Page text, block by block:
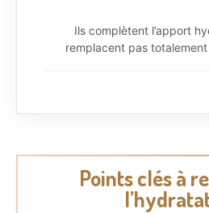
Ils complètent l’apport
remplacent pas totalement
Points clés à